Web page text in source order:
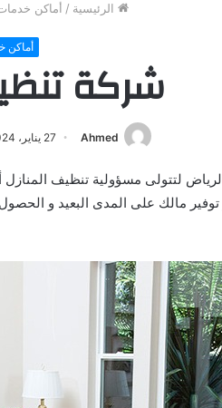
الرئيسية / أماكن
أماكن
شركة
Ahmed 27 يناير، 2024
لتتولى مسؤولية تنظيف
توفير مالك على المدى البعيد و